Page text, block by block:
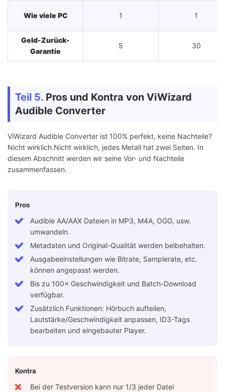
Wie viele PC 1 1
Geld-Zurück-
Garantie
5 30
Teil 5. Pros und Kontra von ViWizard
Audible Converter
ViWizard Audible Converter ist 100% perfekt, keine Nachteile?
Nicht wirklich.Nicht wirklich, jedes Metall hat zwei Seiten. In
diesem Abschnitt werden wir seine Vor- und Nachteile
zusammenfassen.
Pros
Audible AA/AAX Dateien in MP3, M4A, OGG, usw.
umwandeln.
Metadaten und Original-Qualität werden beibehalten.
Ausgabeeinstellungen wie Bitrate, Samplerate, etc.
können angepasst werden.
Bis zu 100× Geschwindigkeit und Batch-Download
verfügbar.
Zusätzlich Funktionen: Hörbuch aufteilen,
Lautstärke/Geschwindigkeit anpassen, ID3-Tags
bearbeiten und eingebauter Player.
Kontra
Bei der Testversion kann nur 1/3 jeder Datei